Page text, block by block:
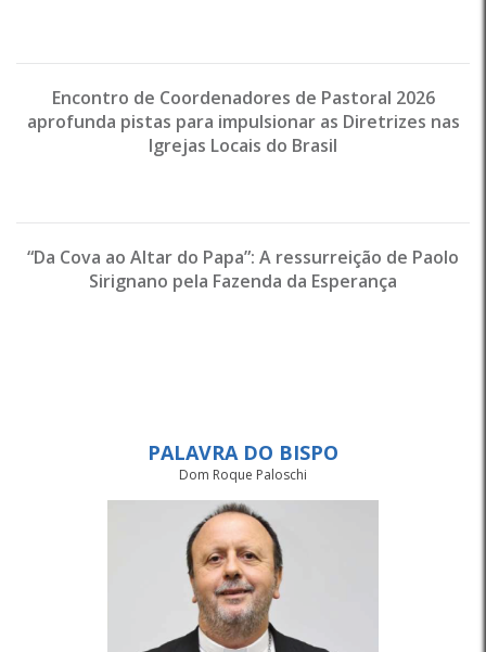
Encontro de Coordenadores de Pastoral 2026
aprofunda pistas para impulsionar as Diretrizes nas
Igrejas Locais do Brasil
“Da Cova ao Altar do Papa”: A ressurreição de Paolo
Sirignano pela Fazenda da Esperança
PALAVRA DO BISPO
Dom Roque Paloschi